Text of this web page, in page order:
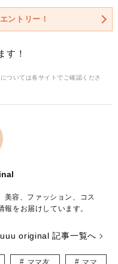
ントリー！
す！
ついては各サイトでご確認くださ
容、ファッション、コス
をお届けしています。
original 記事一覧へ
ママ友 ママ